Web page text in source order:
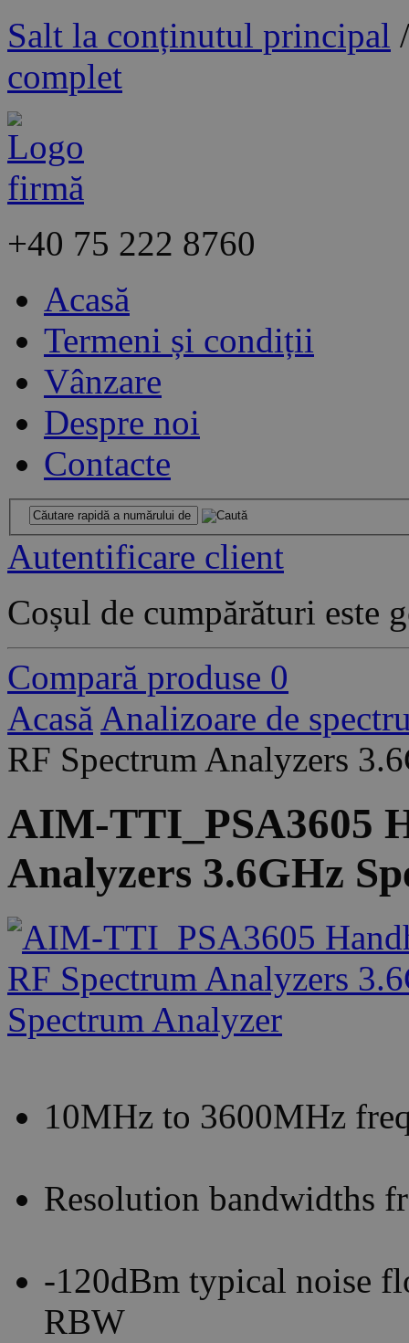
Salt la conținutul principal
complet
+40 75 222 8760
Acasă
Termeni și condiții
Vânzare
Despre noi
Contacte
Autentificare client
Coșul de cumpărături este
Compară produse 0
Acasă Analizoare de
RF Spectrum Analyzers
AIM-TTI_PSA3605
Analyzers 3.6GHz
10MHz to 3600MHz
Resolution bandwidths
-120dBm typical noise
RBW